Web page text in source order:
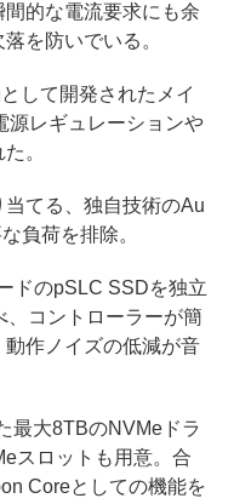
的な電流要求にも余
を防いでいる。
して開発されたメイ
源レギュレーションや
。
てる、独自技術のAu
負荷を排除。
ドのpSLC SSDを独立
コントローラーが簡
作ノイズの低減が音
最大8TBのNVMeドラ
スロットも用意。合
Coreとしての機能を